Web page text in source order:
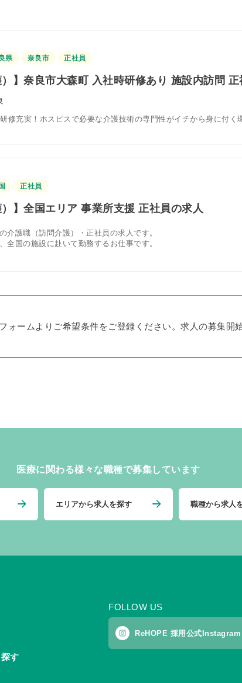
県 奈良市 正社員
）】奈良市大森町 入社時研修あり 施設内訪問 正
修充実！ホスピスで必要な介護技術の専門性がイチから身に付く
正社員
）】全国エリア 事業所支援 正社員の求人
介護職（訪問介護）・正社員の求人です。
全国の施設に赴いて勤務するお仕事です。
ォームよりご希望条件をご登録ください。求人の募集開
医療に関わる様々な職種で募集しています
エリアから求人を探す 職種から求人
す
FOLLOW US
ReHOPE 採用公式Instagram